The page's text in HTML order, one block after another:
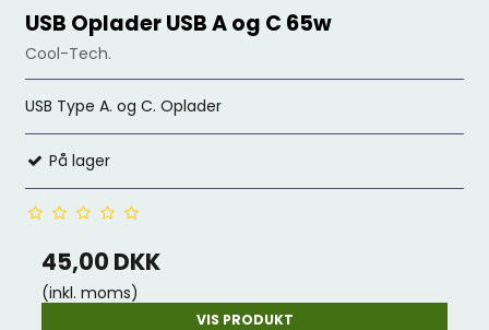
USB Oplader USB A og C 65w
Cool-Tech.
USB Type A. og C. Oplader
På lager
45,00 DKK
(inkl. moms)
VIS PRODUKT